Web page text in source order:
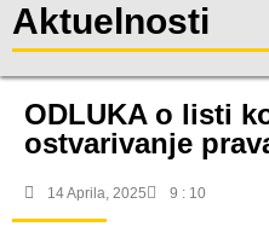
Aktuelnosti
ODLUKA o listi
ostvarivanje
14 Aprila, 2025 9 : 10